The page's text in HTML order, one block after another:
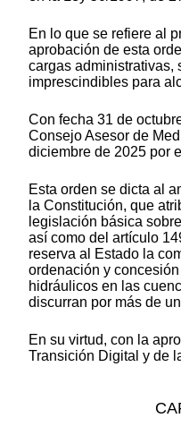
En lo que se refiere al
aprobación de esta
cargas administrativas,
imprescindibles para
Con fecha 31 de
Consejo Asesor de
diciembre de 2025 por
Esta orden se dicta al
la Constitución, que
legislación básica
así como del artículo
reserva al Estado la
ordenación y
hidráulicos en las
discurran por más de
En su virtud, con la
Transición Digital y de